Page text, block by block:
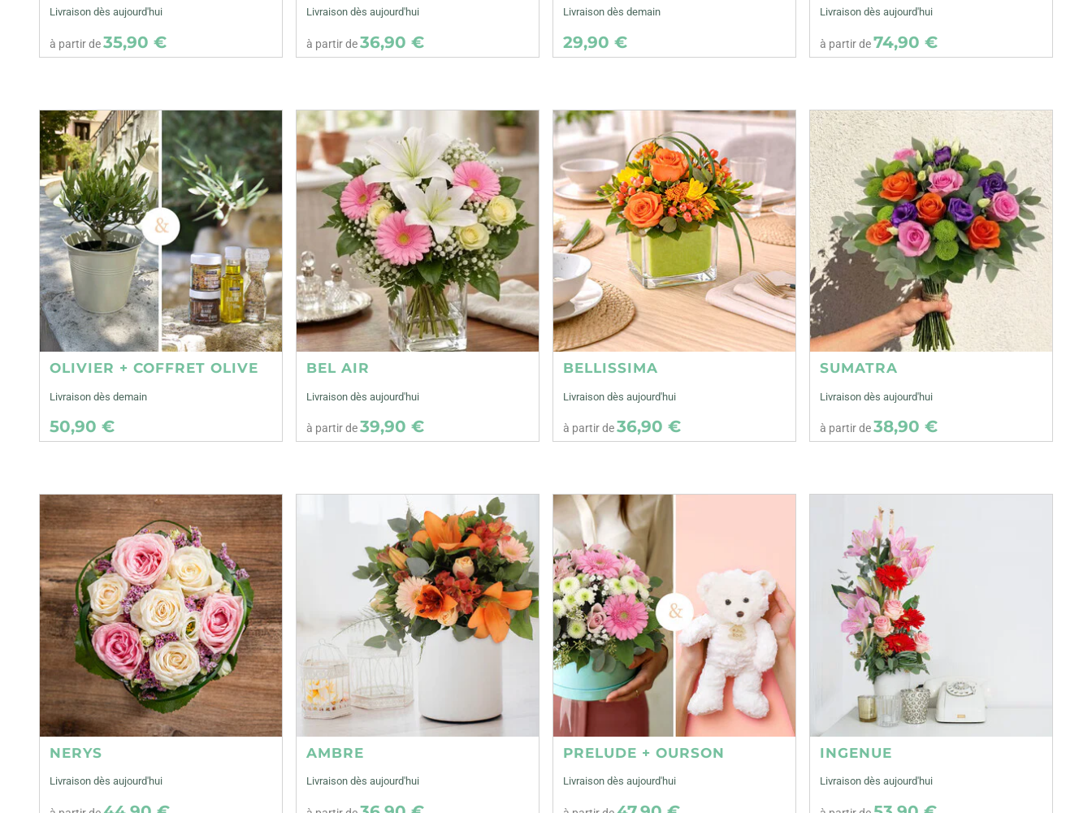
Livraison dès aujourd'hui
à partir de35,90 €
Livraison dès aujourd'hui
à partir de36,90 €
Livraison dès demain
29,90 €
Livraison dès aujourd'hui
à partir de74,90 €
OLIVIER + COFFRET OLIVE
Livraison dès demain
50,90 €
BEL AIR
Livraison dès aujourd'hui
à partir de39,90 €
BELLISSIMA
Livraison dès aujourd'hui
à partir de36,90 €
SUMATRA
Livraison dès aujourd'hui
à partir de38,90 €
NERYS
Livraison dès aujourd'hui
AMBRE
Livraison dès aujourd'hui
PRELUDE + OURSON
Livraison dès aujourd'hui
INGENUE
Livraison dès aujourd'hui